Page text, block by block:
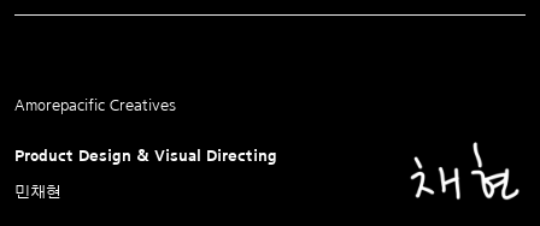
Amorepacific Creatives
Product Design & Visual Directing
민채현